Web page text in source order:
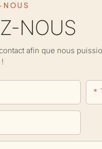
NOUS
afin que nous